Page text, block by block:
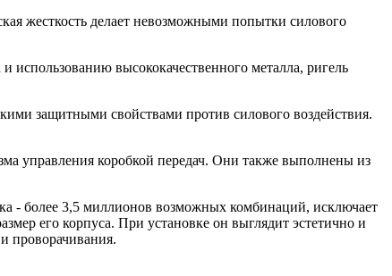
жесткость делает невозможными попытки силового
использованию высококачественного металла, ригель
защитными свойствами против силового воздействия.
управления коробкой передач. Они также выполнены из
- более 3,5 миллионов возможных комбинаций, исключает
его корпуса. При установке он выглядит эстетично и
проворачивания.